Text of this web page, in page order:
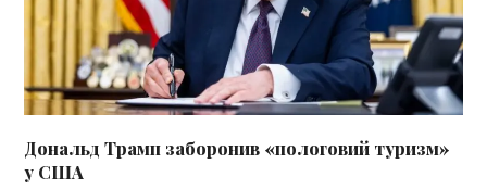
Дональд Трамп заборонив «пологовий туризм»
у США